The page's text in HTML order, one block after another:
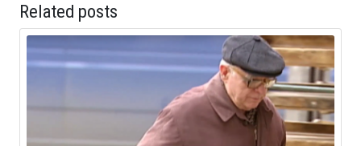
Related posts